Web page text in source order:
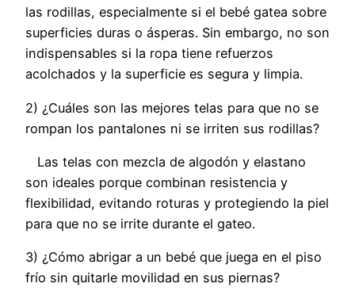
las rodillas, especialmente si el bebé gatea sobre
superficies duras o ásperas. Sin embargo, no son
indispensables si la ropa tiene refuerzos
acolchados y la superficie es segura y limpia.
2) ¿Cuáles son las mejores telas para que no se
rompan los pantalones ni se irriten sus rodillas?
Las telas con mezcla de algodón y elastano
son ideales porque combinan resistencia y
flexibilidad, evitando roturas y protegiendo la piel
para que no se irrite durante el gateo.
3) ¿Cómo abrigar a un bebé que juega en el piso
frío sin quitarle movilidad en sus piernas?